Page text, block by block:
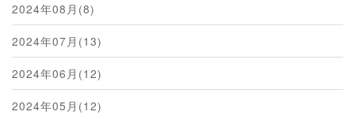
2024年08月(8)
2024年07月(13)
2024年06月(12)
2024年05月(12)